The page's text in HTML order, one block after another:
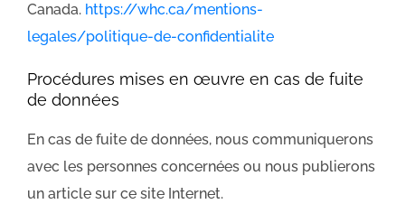
Canada. https://whc.ca/mentions-
legales/politique-de-confidentialite
Procédures mises en œuvre en cas de fuite
de données
En cas de fuite de données, nous communiquerons
avec les personnes concernées ou nous publierons
un article sur ce site Internet.